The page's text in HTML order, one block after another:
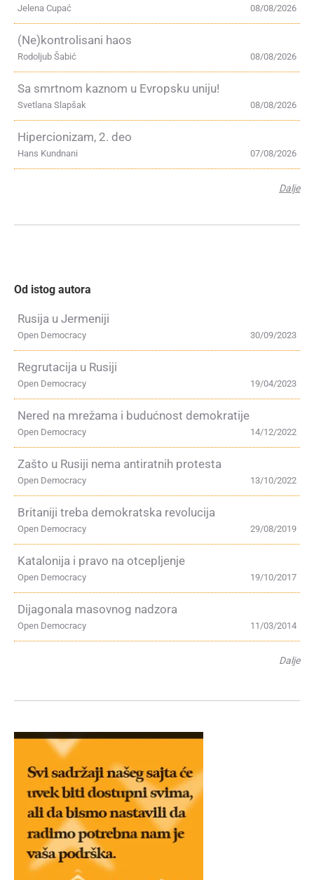
08/08/2026
Jelena Cupać
(Ne)kontrolisani haos
08/08/2026
Rodoljub Šabić
Sa smrtnom kaznom u Evropsku uniju!
08/08/2026
Svetlana Slapšak
Hipercionizam, 2. deo
07/08/2026
Hans Kundnani
Dalje
Od istog autora
Rusija u Jermeniji
30/09/2023
Open Democracy
Regrutacija u Rusiji
19/04/2023
Open Democracy
Nered na mrežama i budućnost demokratije
14/12/2022
Open Democracy
Zašto u Rusiji nema antiratnih protesta
13/10/2022
Open Democracy
Britaniji treba demokratska revolucija
29/08/2019
Open Democracy
Katalonija i pravo na otcepljenje
19/10/2017
Open Democracy
Dijagonala masovnog nadzora
11/03/2014
Open Democracy
Dalje